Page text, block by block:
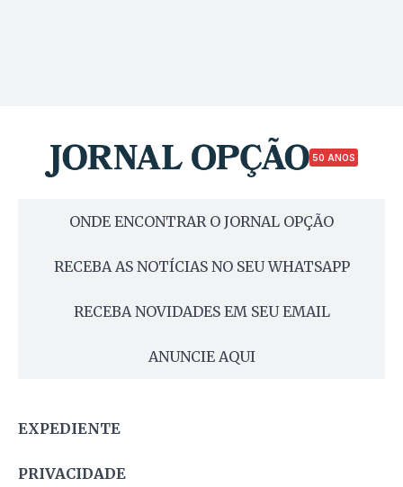
50 ANOS
ONDE ENCONTRAR O JORNAL OPÇÃO
RECEBA AS NOTÍCIAS NO SEU WHATSAPP
RECEBA NOVIDADES EM SEU EMAIL
ANUNCIE AQUI
EXPEDIENTE
PRIVACIDADE